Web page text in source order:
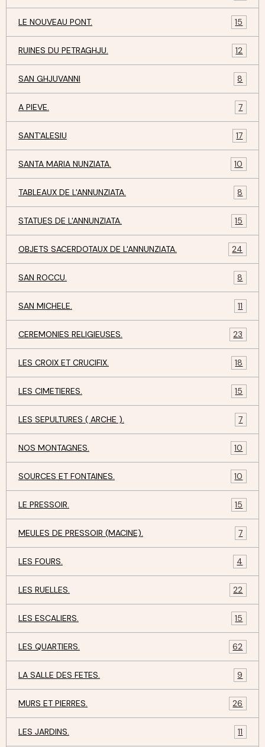
LE NOUVEAU PONT. 15
RUINES DU PETRAGHJU. 12
SAN GHJUVANNI 8
A PIEVE. 7
SANT'ALESIU 17
SANTA MARIA NUNZIATA. 10
TABLEAUX DE L'ANNUNZIATA. 8
STATUES DE L'ANNUNZIATA. 15
OBJETS SACERDOTAUX DE L'ANNUNZIATA. 24
SAN ROCCU. 8
SAN MICHELE. 11
CEREMONIES RELIGIEUSES. 23
LES CROIX ET CRUCIFIX. 18
LES CIMETIERES. 15
LES SEPULTURES ( ARCHE ). 7
NOS MONTAGNES. 10
SOURCES ET FONTAINES. 10
LE PRESSOIR. 15
MEULES DE PRESSOIR (MACINE). 7
LES FOURS. 4
LES RUELLES. 22
LES ESCALIERS. 15
LES QUARTIERS. 62
LA SALLE DES FETES. 9
MURS ET PIERRES. 26
LES JARDINS. 11